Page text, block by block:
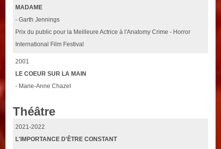
MADAME
- Garth Jennings
Prix du public pour la Meilleure Actrice à l'Anatomy Crime - Horror
International Film Festival
2001
LE COEUR SUR LA MAIN
- Marie-Anne Chazel
Théâtre
2021-2022
L'IMPORTANCE D'ÊTRE CONSTANT